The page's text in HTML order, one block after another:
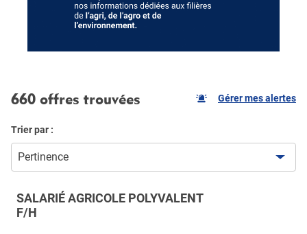
660 offres trouvées Gérer mes alertes
Trier par :
Pertinence
SALARIÉ AGRICOLE POLYVALENT
F/H